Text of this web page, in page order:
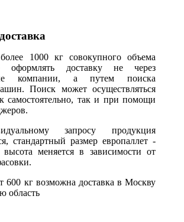
1000 кг совокупного объема
оформлять доставку не через
компании, а путем поиска
Поиск может осуществляться
самостоятельно, так и при помощи
запросу продукция
стандартный размер европаллет -
меняется в зависимости от
600 кг возможна доставка в Москву
область